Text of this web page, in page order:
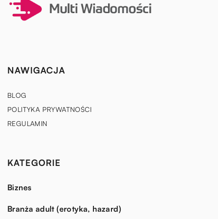
NAWIGACJA
BLOG
POLITYKA PRYWATNOŚCI
REGULAMIN
KATEGORIE
Biznes
Branża adult (erotyka, hazard)